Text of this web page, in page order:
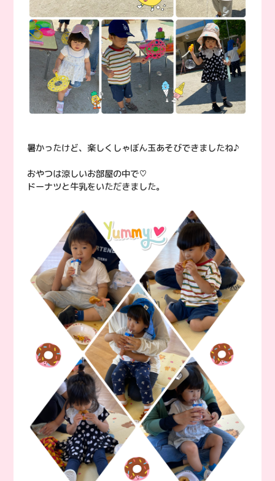
暑かったけど、楽しくしゃぼん玉あそびできましたね♪
おやつは涼しいお部屋の中で♡
ドーナツと牛乳をいただきました。